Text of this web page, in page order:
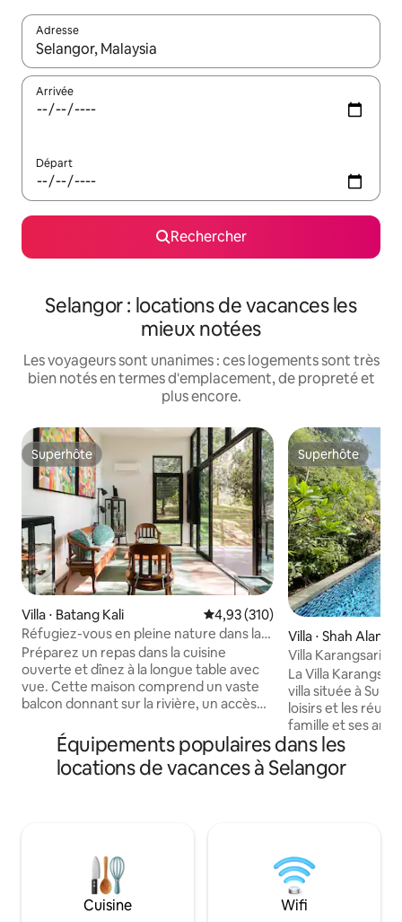
Adresse
Lorsque les résultats s'affichent, utilisez les flèches vers le
Arrivée
Départ
Rechercher
Selangor : locations de vacances les
mieux notées
Les voyageurs sont unanimes : ces logements sont très
bien notés en termes d'emplacement, de propreté et
plus encore.
Superhôte
Superhôte
Villa ⋅ Batang Kali Évaluation moyenne sur la
4,93 (310)
Réfugiez-vous en pleine nature dans la
villa idyllique Ijo
Préparez un repas dans la cuisine
ouverte et dînez à la longue table avec
vue. Cette maison comprend un vaste
balcon donnant sur la rivière, un accès
à la rivière, une cour avec des jardins en
contrebas et un plan ouvert créant un
espace confortable. Réveillez-vous au
Emplacements de pique-nique le long de
Rening est un village tranquille avec des
maisons disséminées autour des
Superhôte
Superhôte
Villa ⋅ Shah Alam
Villa Karangsari
La Villa
villa située à
loisirs et les
famille et ses
évoquer la
dispose d'une
surplombe le hall
Lumpur. Bien que
un maximum de
elle offre un
pour un
Équipements populaires dans les
locations de vacances à Selangor
Cuisine Wifi